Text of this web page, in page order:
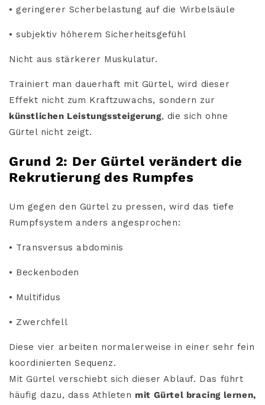
• geringerer Scherbelastung auf die Wirbelsäule
• subjektiv höherem Sicherheitsgefühl
Nicht aus stärkerer Muskulatur.
Trainiert man dauerhaft mit Gürtel, wird dieser
Effekt nicht zum Kraftzuwachs, sondern zur
künstlichen Leistungssteigerung, die sich ohne
Gürtel nicht zeigt.
Grund 2: Der Gürtel verändert die
Rekrutierung des Rumpfes
Um gegen den Gürtel zu pressen, wird das tiefe
Rumpfsystem anders angesprochen:
• Transversus abdominis
• Beckenboden
• Multifidus
• Zwerchfell
Diese vier arbeiten normalerweise in einer sehr fein
koordinierten Sequenz.
Mit Gürtel verschiebt sich dieser Ablauf. Das führt
häufig dazu, dass Athleten mit Gürtel bracing lernen,